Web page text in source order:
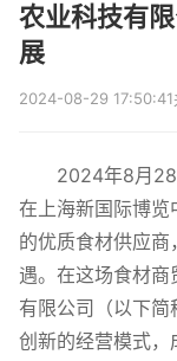
农业科技有
展
2024-08-29 17:50:41
2024年8月28
在上海新国际博
的优质食材供应
遇。在这场食材
有限公司（以下简
创新的经营模式，